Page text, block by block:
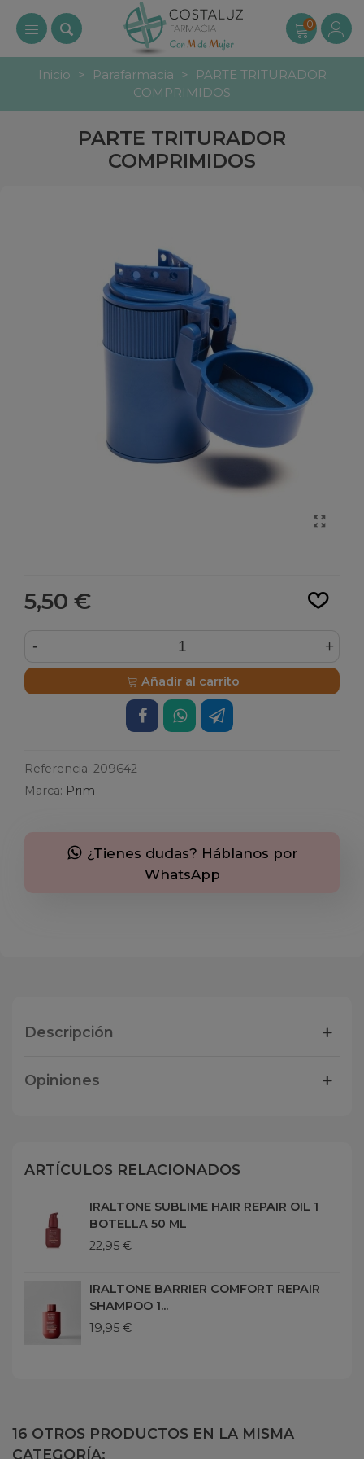
0
Inicio > Parafarmacia >
PARTE TRITURADOR
COMPRIMIDOS
PARTE TRITURADOR
COMPRIMIDOS
5,50 €
- +
Añadir al carrito
Referencia: 209642
Marca: Prim
¿Tienes dudas? Háblanos por
WhatsApp
Descripción
Opiniones
ARTÍCULOS RELACIONADOS
IRALTONE SUBLIME HAIR REPAIR OIL 1
BOTELLA 50 ML
22,95 €
IRALTONE BARRIER COMFORT REPAIR
SHAMPOO 1...
19,95 €
16 OTROS PRODUCTOS EN LA MISMA
CATEGORÍA: